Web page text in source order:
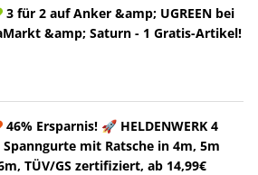
3 für 2 auf Anker &amp; UGREEN bei
&amp; Saturn - 1 Gratis-Artikel!
46% Ersparnis! 🚀 HELDENWERK 4
Spanngurte mit Ratsche in 4m, 5m
TÜV/GS zertifiziert, ab 14,99€